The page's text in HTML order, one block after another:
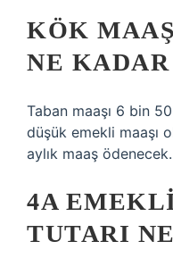
KÖK
NE
Taban maaşı 6 bin
düşük emekli maaşı
aylık maaş ödenecek.
4A
TUTARI